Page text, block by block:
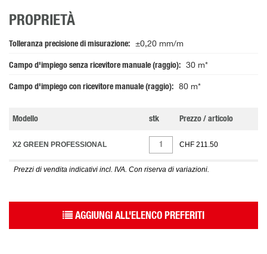
PROPRIETÀ
Tolleranza precisione di misurazione ±0,20 mm/m
Campo d'impiego senza ricevitore manuale (raggio) 30 m*
Campo d'impiego con ricevitore manuale (raggio) 80 m*
Modello stk Prezzo / articolo
X2 GREEN PROFESSIONAL CHF 211.50
Prezzi di vendita indicativi incl. IVA. Con riserva di variazioni.
AGGIUNGI ALL'ELENCO PREFERITI